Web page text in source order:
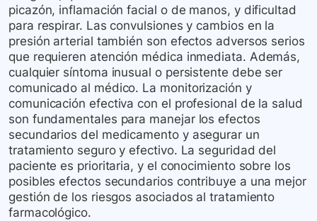
picazón, inflamación facial o de manos, y dificultad
para respirar. Las convulsiones y cambios en la
presión arterial también son efectos adversos serios
que requieren atención médica inmediata. Además,
cualquier síntoma inusual o persistente debe ser
comunicado al médico. La monitorización y
comunicación efectiva con el profesional de la salud
son fundamentales para manejar los efectos
secundarios del medicamento y asegurar un
tratamiento seguro y efectivo. La seguridad del
paciente es prioritaria, y el conocimiento sobre los
posibles efectos secundarios contribuye a una mejor
gestión de los riesgos asociados al tratamiento
farmacológico.